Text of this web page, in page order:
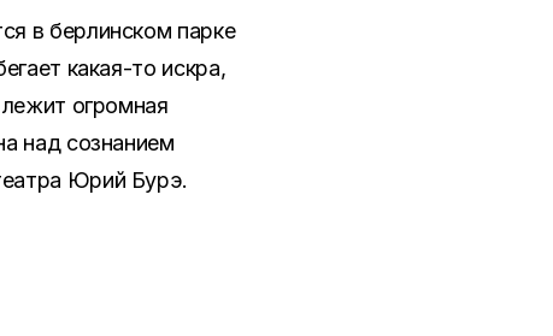
в берлинском парке
какая-то искра,
огромная
над сознанием
Юрий Бурэ.